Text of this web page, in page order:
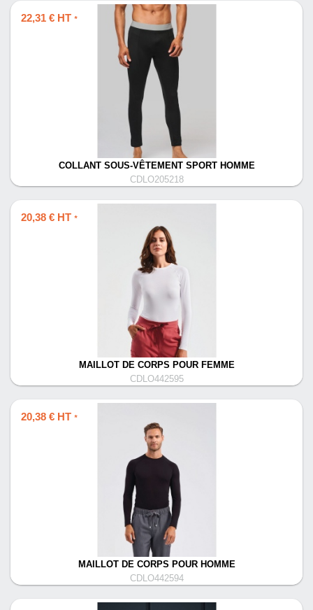
22,31 € HT *
COLLANT SOUS-VÊTEMENT SPORT HOMME
CDLO205218
20,38 € HT *
MAILLOT DE CORPS POUR FEMME
CDLO442595
20,38 € HT *
MAILLOT DE CORPS POUR HOMME
CDLO442594